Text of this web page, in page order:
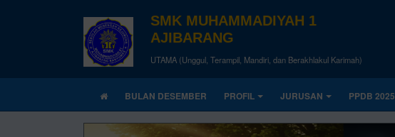
SMK MUHAMMADIYAH 1
AJIBARANG
UTAMA (Unggul, Terampil, Mandiri, dan Berakhlakul Karimah)
BULAN DESEMBER PROFIL JURUSAN PPDB 2025